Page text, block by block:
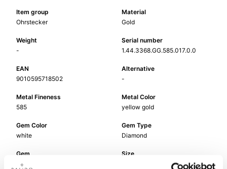
Item group
Ohrstecker
Material
Gold
Weight
-
Serial number
1.44.3368.GG.585.017.0.0
EAN
9010595718502
Alternative
-
Metal Fineness
585
Metal Color
yellow gold
Gem Color
white
Gem Type
Diamond
Gem
diamond
Size